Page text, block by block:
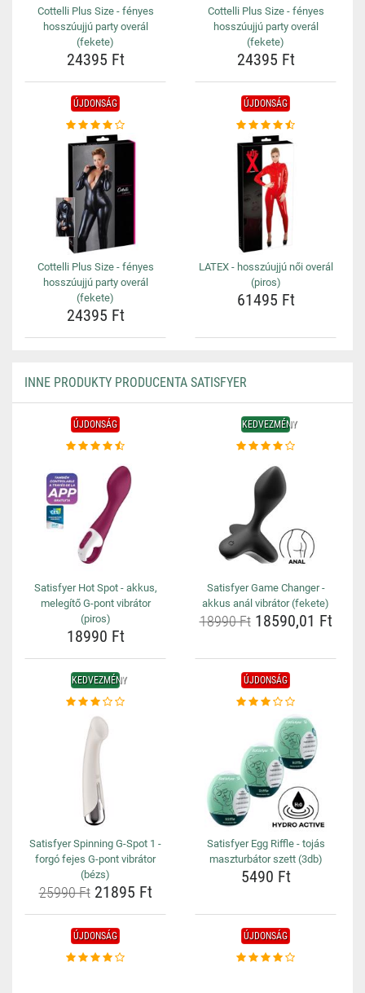
Cottelli Plus Size - fényes
hosszúujjú party overál
(fekete)
24395 Ft
Cottelli Plus Size - fényes
hosszúujjú party overál
(fekete)
24395 Ft
ÚJDONSÁG
Cottelli Plus Size - fényes
hosszúujjú party overál
(fekete)
24395 Ft
ÚJDONSÁG
LATEX - hosszúujjú női overál
(piros)
61495 Ft
INNE PRODUKTY PRODUCENTA SATISFYER
ÚJDONSÁG
Satisfyer Hot Spot - akkus,
melegítő G-pont vibrátor
(piros)
18990 Ft
KEDVEZMÉNY
Satisfyer Game Changer -
akkus anál vibrátor (fekete)
18990 Ft18590,01 Ft
KEDVEZMÉNY
Satisfyer Spinning G-Spot 1 -
forgó fejes G-pont vibrátor
(bézs)
25990 Ft21895 Ft
ÚJDONSÁG
Satisfyer Egg Riffle - tojás
maszturbátor szett (3db)
5490 Ft
ÚJDONSÁG ÚJDONSÁG